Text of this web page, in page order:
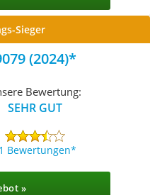
Sieger
(2024)
Bewertung:
SEHR GUT
Bewertungen
»